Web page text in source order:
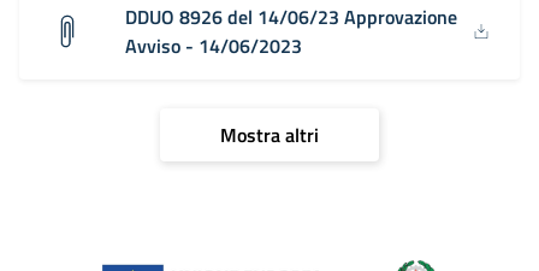
DDUO 8926 del 14/06/23 Approvazione
Avviso - 14/06/2023
Mostra altri